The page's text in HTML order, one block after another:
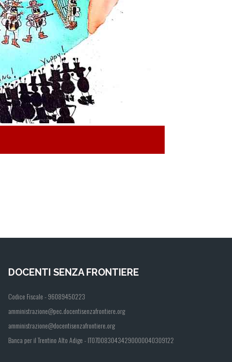
DOCENTI SENZA FRONTIERE
Codice Fiscale - 96089450223
amministrazione@pec.docentisenzafrontiere.org
amministrazione@docentisenzafrontiere.org
Banca per il Trentino Alto Adige - IT07D0830434290000040309122